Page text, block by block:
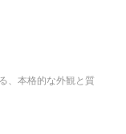
、本格的な外観と質